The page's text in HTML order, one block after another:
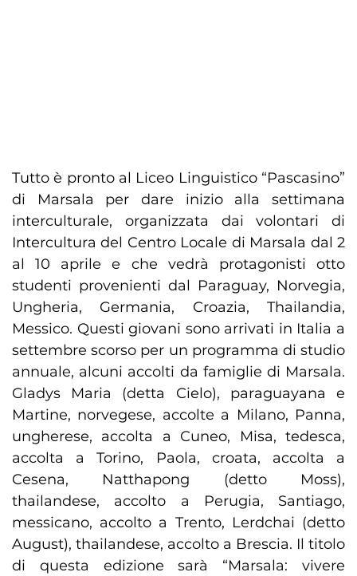
Tutto è pronto al Liceo Linguistico “Pascasino”
di Marsala per dare inizio alla settimana
interculturale, organizzata dai volontari di
Intercultura del Centro Locale di Marsala dal 2
al 10 aprile e che vedrà protagonisti otto
studenti provenienti dal Paraguay, Norvegia,
Ungheria, Germania, Croazia, Thailandia,
Messico. Questi giovani sono arrivati in Italia a
settembre scorso per un programma di studio
annuale, alcuni accolti da famiglie di Marsala.
Gladys Maria (detta Cielo), paraguayana e
Martine, norvegese, accolte a Milano, Panna,
ungherese, accolta a Cuneo, Misa, tedesca,
accolta a Torino, Paola, croata, accolta a
Cesena, Natthapong (detto Moss),
thailandese, accolto a Perugia, Santiago,
messicano, accolto a Trento, Lerdchai (detto
August), thailandese, accolto a Brescia. Il titolo
di questa edizione sarà “Marsala: vivere